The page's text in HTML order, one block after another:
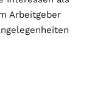
Arbeitgeber